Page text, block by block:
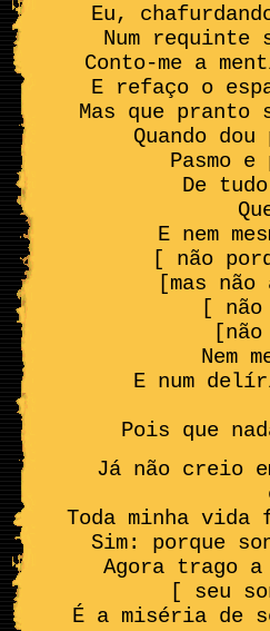
Eu,
Num
Conto-me a
E refaço o
Mas que pranto
Quando
Pasmo
De
E nem
[ não
[mas
[
Nem
E num
Pois que
Já não creio
Toda minha vida
Sim: porque
Agora trago
[ seu
É a miséria de